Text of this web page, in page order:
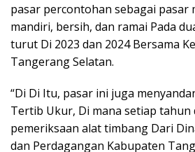
pasar percontohan sebagai pasar
mandiri, bersih, dan ramai Pada
turut Di 2023 dan 2024 Bersama
Tangerang Selatan.
“Di Di Itu, pasar ini juga
Tertib Ukur, Di mana setiap tahun
pemeriksaan alat timbang Dari
dan Perdagangan Kabupaten